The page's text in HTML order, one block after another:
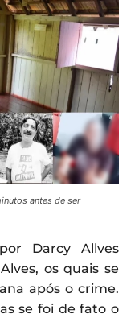
antes de ser
Darcy Allves
os quais se
após o crime.
se foi de fato o